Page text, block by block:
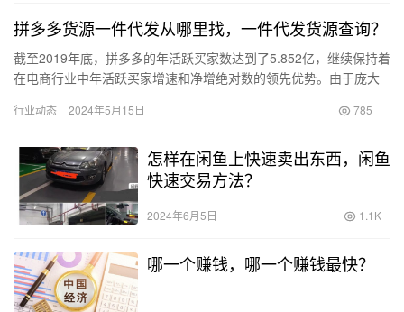
拼多多货源一件代发从哪里找，一件代发货源查询？
截至2019年底，拼多多的年活跃买家数达到了5.852亿，继续保持着
在电商行业中年活跃买家增速和净增绝对数的领先优势。由于庞大
行业动态 2024年5月15日 785
怎样在闲鱼上快速卖出东西，闲鱼
快速交易方法？
2024年6月5日 1.1K
哪一个赚钱，哪一个赚钱最快？